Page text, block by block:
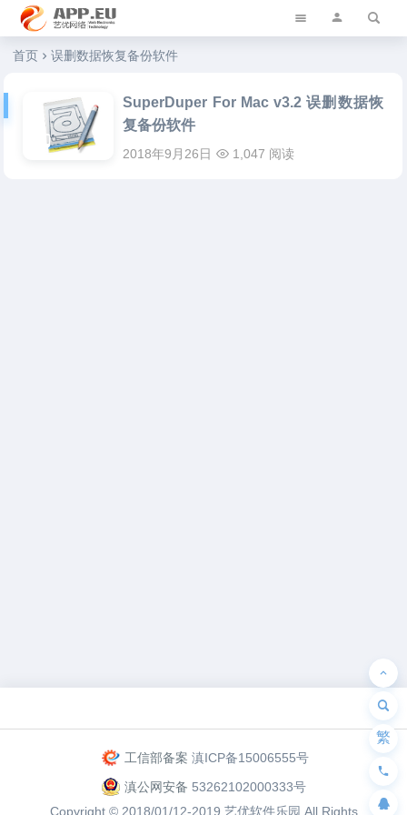
艺优软件乐园
首页 误删数据恢复备份软件
SuperDuper For Mac v3.2 误删数据恢
复备份软件
2018年9月26日 1,047 阅读
工信部备案 滇ICP备15006555号
滇公网安备 53262102000333号
Copyright © 2018/01/12-2019 艺优软件乐园 All Rights
繁